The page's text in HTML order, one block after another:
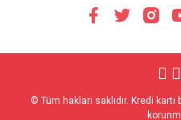
© Tüm hakları saklıdır. Kredi